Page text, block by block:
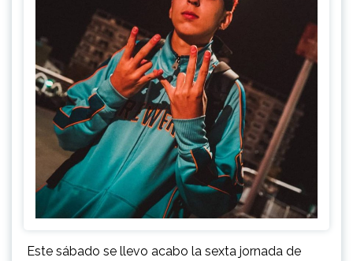
Este sábado se llevo acabo la sexta jornada de